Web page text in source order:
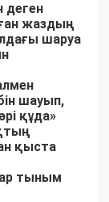
деген
жаздың
шаруа
шауып,
құда»
қыста
тыным